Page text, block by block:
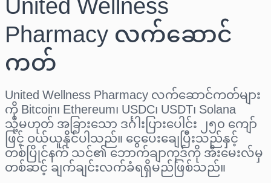
Pharmacy လက်ဆောင်
ကတ်
United Wellness Pharmacy လက်ဆောင်ကတ်များ
ကို Bitcoin၊ Ethereum၊ USDC၊ USDT၊ Solana
သို့မဟုတ် အခြားသော ဒင်္ဂါးပြားပေါင်း ၂၅၀ ကျော်
ဖြင့် ဝယ်ယူနိုင်ပါသည်။ ငွေပေးချေပြီးသည်နှင့်
တစ်ပြိုင်နက် သင်၏ ဘောက်ချာကုဒ်ကို အီးမေးလ်မှ
တစ်ဆင့် ချက်ချင်းလက်ခံရရှိမည်ဖြစ်သည်။